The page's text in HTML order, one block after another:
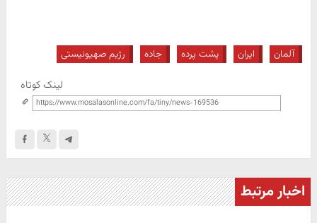
آلمان ایران پشت پرده جاده رژیم صهیونیستی
لینک کوتاه
اخبار مرتبط